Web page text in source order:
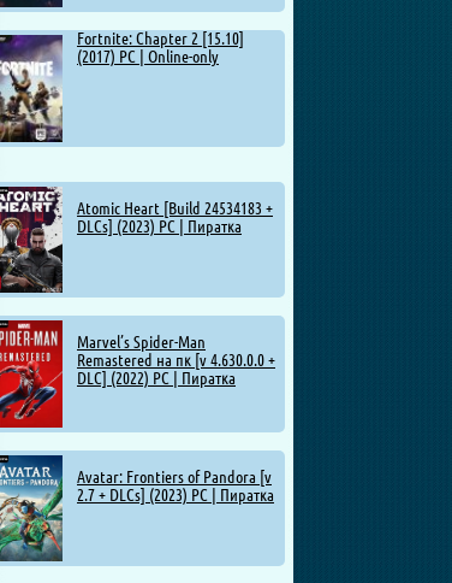
Fortnite: Chapter 2 [15.10]
(2017) PC | Online-only
Atomic Heart [Build 24534183 +
DLCs] (2023) PC | Пиратка
Marvel’s Spider-Man
Remastered на пк [v 4.630.0.0 +
DLC] (2022) PC | Пиратка
Avatar: Frontiers of Pandora [v
2.7 + DLCs] (2023) PC | Пиратка